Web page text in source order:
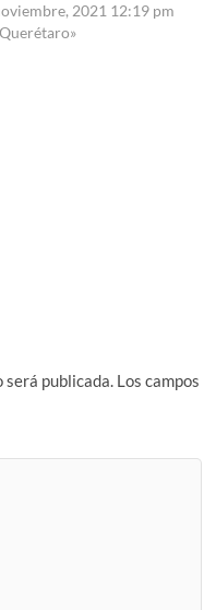
2021 12:19 pm
será publicada. Los campos